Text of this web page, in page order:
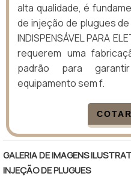
alta qualidade, é
de injeção de plugues de
INDISPENSÁVEL PARA
requerem uma
padrão para
equipamento sem f.
GALERIA DE IMAGENS
INJEÇÃO DE PLUGUES